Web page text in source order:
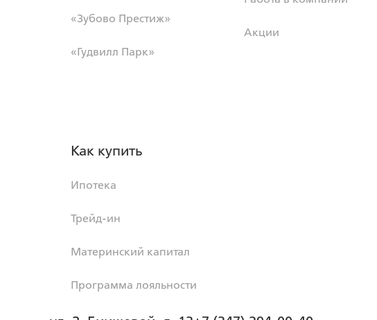
«Зубово Престиж»
«Гудвилл Парк»
Акции
Как купить
Ипотека
Трейд-ин
Материнский капитал
Программа лояльности